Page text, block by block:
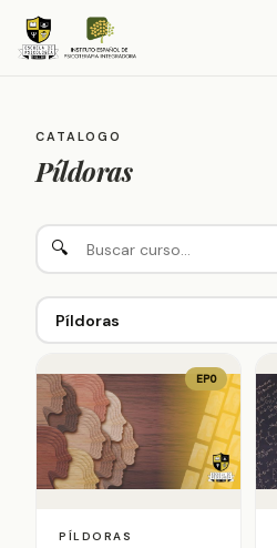
CATALOGO
Píldoras
🔍
Píldoras
EPO
PÍLDORAS